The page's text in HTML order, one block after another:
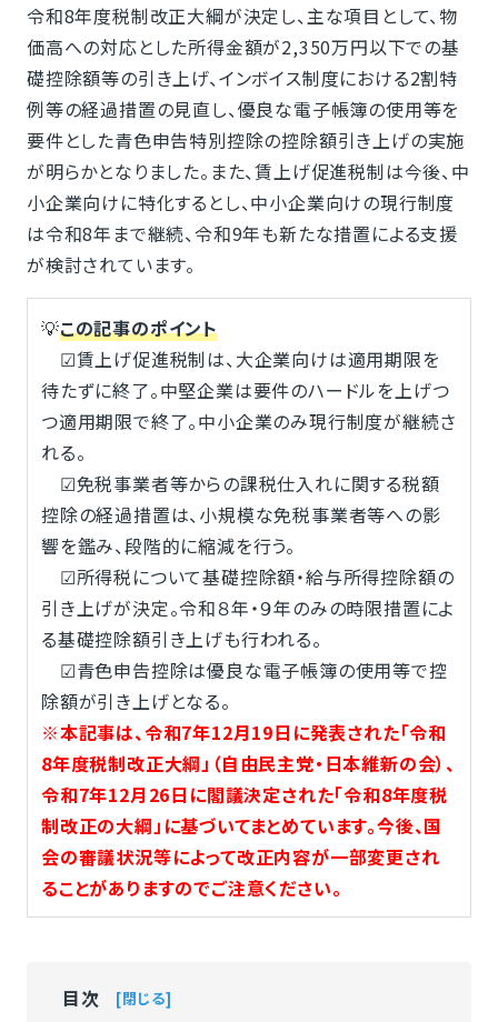
令和8年度税制改正大綱が決定し、主な項目として、物
価高への対応とした所得金額が2,350万円以下での基
礎控除額等の引き上げ、インボイス制度における2割特
例等の経過措置の見直し、優良な電子帳簿の使用等を
要件とした青色申告特別控除の控除額引き上げの実施
が明らかとなりました。また、賃上げ促進税制は今後、中
小企業向けに特化するとし、中小企業向けの現行制度
は令和8年まで継続、令和9年も新たな措置による支援
が検討されています。
💡この記事のポイント
☑賃上げ促進税制は、大企業向けは適用期限を
待たずに終了。中堅企業は要件のハードルを上げつ
つ適用期限で終了。中小企業のみ現行制度が継続さ
れる。
☑免税事業者等からの課税仕入れに関する税額
控除の経過措置は、小規模な免税事業者等への影
響を鑑み、段階的に縮減を行う。
☑所得税について基礎控除額・給与所得控除額の
引き上げが決定。令和８年・９年のみの時限措置によ
る基礎控除額引き上げも行われる。
☑青色申告控除は優良な電子帳簿の使用等で控
除額が引き上げとなる。
※本記事は、令和7年12月19日に発表された「令和
8年度税制改正大綱」（自由民主党・日本維新の会）、
令和7年12月26日に閣議決定された「令和8年度税
制改正の大綱」に基づいてまとめています。今後、国
会の審議状況等によって改正内容が一部変更され
ることがありますのでご注意ください。
目次 閉じる